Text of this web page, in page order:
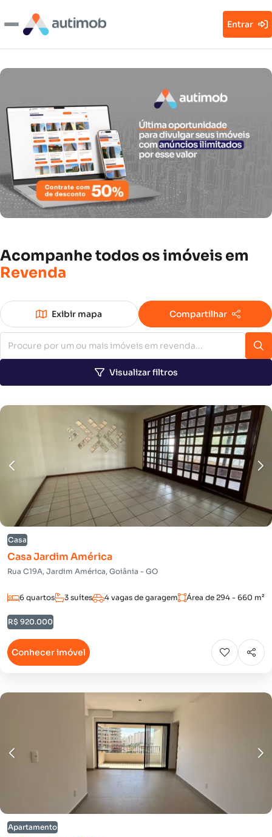
Entrar
Acompanhetodos osimóveis em
Revenda
Exibir mapa Compartilhar
Visualizar filtros
Casa
Casa Jardim América
Rua C19A, Jardim América, Goiânia - GO
6 quartos 3 suítes 4 vagas de garagem Área de 294 - 660 m²
R$ 920.000
Conhecer imóvel
Apartamento